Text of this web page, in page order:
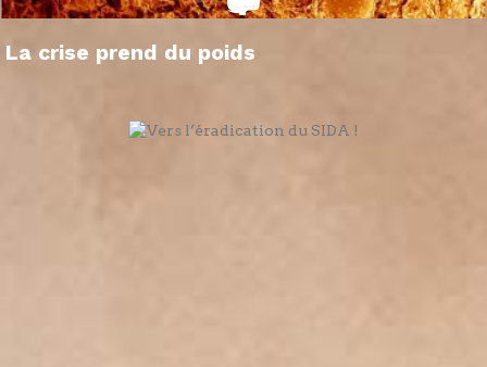
La crise prend du poids